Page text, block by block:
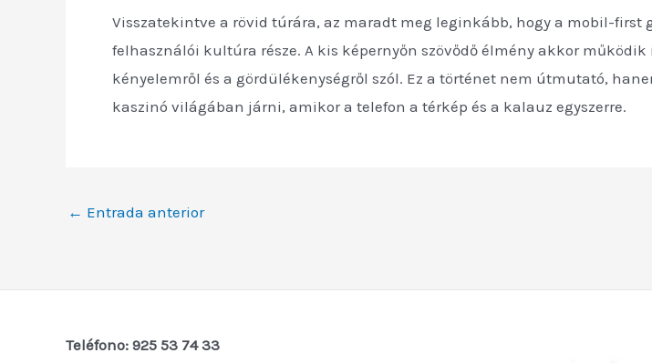
Visszatekintve a rövid túrára, az maradt meg leginkább, hogy a mobil-
felhasználói kultúra része. A kis képernyőn szövődő élmény akkor
kényelemről és a gördülékenységről szól. Ez a történet nem útmutató,
kaszinó világában járni, amikor a telefon a térkép és a kalauz egyszerre.
← Entrada anterior
Teléfono: 925 53 74 33